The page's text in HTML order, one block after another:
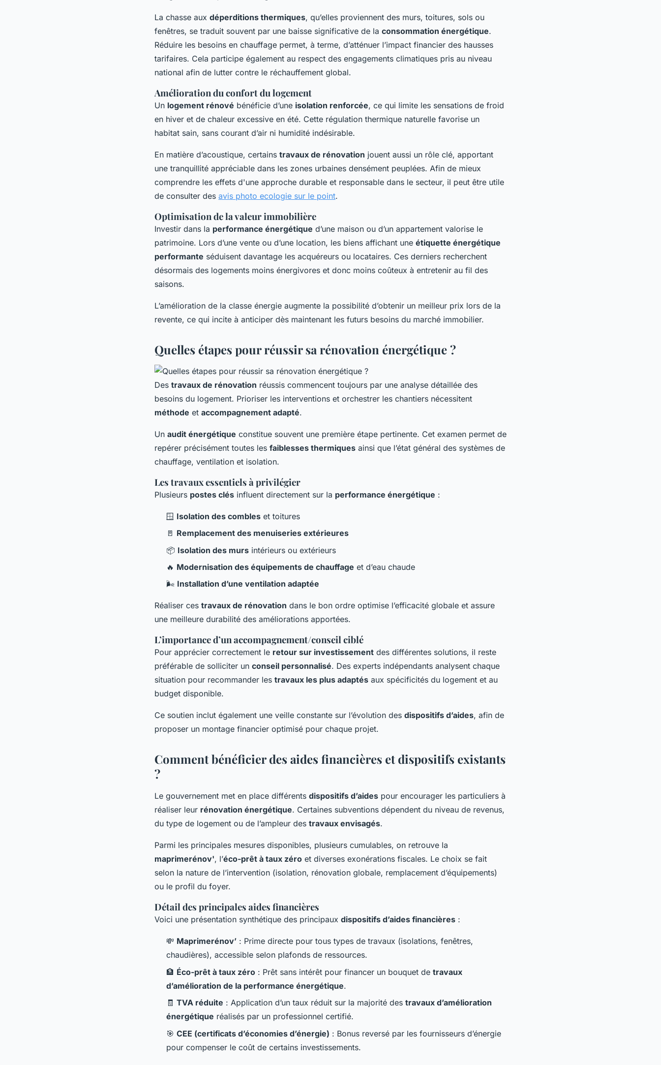
La chasse aux déperditions thermiques, qu’elles proviennent des murs, toitures, sols ou
fenêtres, se traduit souvent par une baisse significative de la consommation énergétique.
Réduire les besoins en chauffage permet, à terme, d’atténuer l’impact financier des hausses
tarifaires. Cela participe également au respect des engagements climatiques pris au niveau
national afin de lutter contre le réchauffement global.
Amélioration du confort du logement
Un logement rénové bénéficie d’une isolation renforcée, ce qui limite les sensations de froid
en hiver et de chaleur excessive en été. Cette régulation thermique naturelle favorise un
habitat sain, sans courant d’air ni humidité indésirable.
En matière d’acoustique, certains travaux de rénovation jouent aussi un rôle clé, apportant
une tranquillité appréciable dans les zones urbaines densément peuplées. Afin de mieux
comprendre les effets d'une approche durable et responsable dans le secteur, il peut être utile
de consulter des avis photo ecologie sur le point.
Optimisation de la valeur immobilière
Investir dans la performance énergétique d’une maison ou d’un appartement valorise le
patrimoine. Lors d’une vente ou d’une location, les biens affichant une étiquette énergétique
performante séduisent davantage les acquéreurs ou locataires. Ces derniers recherchent
désormais des logements moins énergivores et donc moins coûteux à entretenir au fil des
saisons.
L’amélioration de la classe énergie augmente la possibilité d’obtenir un meilleur prix lors de la
revente, ce qui incite à anticiper dès maintenant les futurs besoins du marché immobilier.
Quelles étapes pour réussir sa rénovation énergétique ?
Des travaux de rénovation réussis commencent toujours par une analyse détaillée des
besoins du logement. Prioriser les interventions et orchestrer les chantiers nécessitent
méthode et accompagnement adapté.
Un audit énergétique constitue souvent une première étape pertinente. Cet examen permet de
repérer précisément toutes les faiblesses thermiques ainsi que l’état général des systèmes de
chauffage, ventilation et isolation.
Les travaux essentiels à privilégier
Plusieurs postes clés influent directement sur la performance énergétique :
🪟 Isolation des combles et toitures
🚪 Remplacement des menuiseries extérieures
📦 Isolation des murs intérieurs ou extérieurs
🔥 Modernisation des équipements de chauffage et d’eau chaude
🌬️ Installation d’une ventilation adaptée
Réaliser ces travaux de rénovation dans le bon ordre optimise l’efficacité globale et assure
une meilleure durabilité des améliorations apportées.
L’importance d’un accompagnement/conseil ciblé
Pour apprécier correctement le retour sur investissement des différentes solutions, il reste
préférable de solliciter un conseil personnalisé. Des experts indépendants analysent chaque
situation pour recommander les travaux les plus adaptés aux spécificités du logement et au
budget disponible.
Ce soutien inclut également une veille constante sur l’évolution des dispositifs d’aides, afin de
proposer un montage financier optimisé pour chaque projet.
Comment bénéficier des aides financières et dispositifs existants
?
Le gouvernement met en place différents dispositifs d’aides pour encourager les particuliers à
réaliser leur rénovation énergétique. Certaines subventions dépendent du niveau de revenus,
du type de logement ou de l’ampleur des travaux envisagés.
Parmi les principales mesures disponibles, plusieurs cumulables, on retrouve la
maprimerénov', l’éco-prêt à taux zéro et diverses exonérations fiscales. Le choix se fait
selon la nature de l’intervention (isolation, rénovation globale, remplacement d’équipements)
ou le profil du foyer.
Détail des principales aides financières
Voici une présentation synthétique des principaux dispositifs d’aides financières :
💸 Maprimerénov’ : Prime directe pour tous types de travaux (isolations, fenêtres,
chaudières), accessible selon plafonds de ressources.
🏦 Éco-prêt à taux zéro : Prêt sans intérêt pour financer un bouquet de travaux
d’amélioration de la performance énergétique.
🧾 TVA réduite : Application d’un taux réduit sur la majorité des travaux d’amélioration
énergétique réalisés par un professionnel certifié.
🎯 CEE (certificats d’économies d’énergie) : Bonus reversé par les fournisseurs d’énergie
pour compenser le coût de certains investissements.